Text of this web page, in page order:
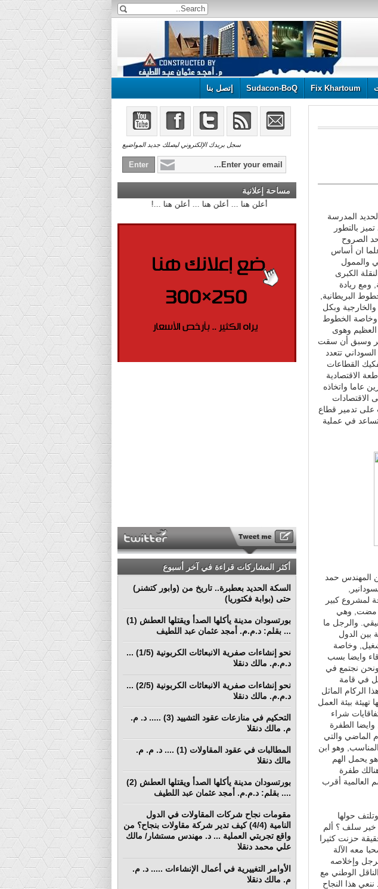
Fix Khartoum
Sudacon-BoQ إتصل بنا
المدرسة
بالتطور
الصروح
ان أساس
والممول
الكبرى
ومع ريادة
غير الخطوط البريطانية,
وبكل
وخاصة الخطوط
العظيم وهوى
وسبق أن سقت
تتعدد
القطاعات
الاقتصادية
عاما واتخاذه
الاقتصادات
على تدمير قطاع
تساعد في عملية
المهندس حمد
لمشروع كبير
مضت, وهي
والرجل ما
بين الدول
وخاصة
وايضا بسب
نجتمع في
في قامة
الركام الماثل
بيئة العمل
شراء
الطفرة
الماضي والتي
وهو ابن
يحمل الهم
طفرة
أقرب
حولها
خير سلف ؟ ألم
حزنت كثيرا
معه الآلة
وإخلاصه
الوطني مع
هذا النجاح
سجل بريدك الإلكتروني ليصلك جديد المواضيع
مساحة إعلانية
أعلن هنا ... أعلن هنا ... أعلن هنا ...!
أكثر المشاركات قراءة في آخر أسبوع
السكة الحديد بعطبرة.. تاريخ من (وابور كتشنر)
حتى (بوابة فكتوريا)
بورتسودان مدينة يأكلها الصدأ ويقتلها العطش (1)
... بقلم: د.م.م. أمجد عثمان عبد اللطيف
نحو إنشاءات صفرية الانبعاثات الكربونية (1/5) ...
د.م.م. مالك دنقلا
نحو إنشاءات صفرية الانبعاثات الكربونية (2/5) ...
د.م.م. مالك دنقلا
التحكيم في منازعات عقود التشييد (3) ..... د. م.
م. مالك دنقلا
المطالبات في عقود المقاولات (1) .... د. م. م.
مالك دنقلا
بورتسودان مدينة يأكلها الصدأ ويقتلها العطش (2)
.... بقلم: د.م.م. أمجد عثمان عبد اللطيف
مقومات نجاح شركات المقاولات في الدول
النامية (4/4) كيف تدير شركة مقاولات بنجاح؟ من
واقع تجربتي العملية ... د. مهندس مستشار/ مالك
علي محمد دنقلا
الأوامر التغييرية في أعمال الإنشاءات ..... د. م.
م. مالك دنقلا